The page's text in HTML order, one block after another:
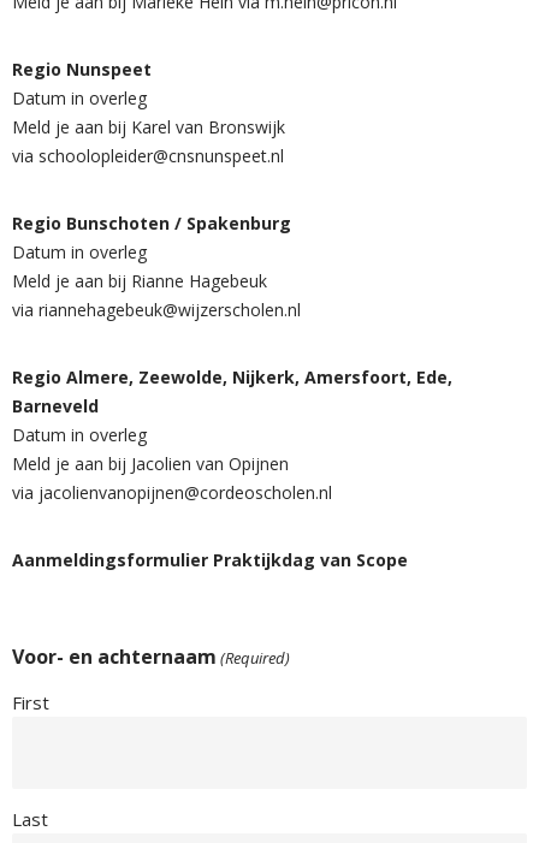
Regio Nunspeet
Datum in overleg
Meld je aan bij Karel van Bronswijk
via schoolopleider@cnsnunspeet.nl
Regio Bunschoten / Spakenburg
Datum in overleg
Meld je aan bij Rianne Hagebeuk
via riannehagebeuk@wijzerscholen.nl
Regio Almere, Zeewolde, Nijkerk, Amersfoort, Ede,
Barneveld
Datum in overleg
Meld je aan bij Jacolien van Opijnen
via jacolienvanopijnen@cordeoscholen.nl
Aanmeldingsformulier Praktijkdag van Scope
Voor- en achternaam (Required)
First
Last